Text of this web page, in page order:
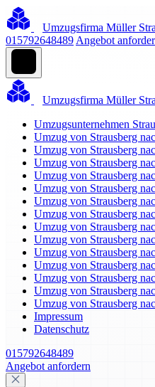
Umzugsfirma Müller
015792648489 Angebot
Umzugsfirma Müller
Umzugsunternehmen
Umzug von Strausberg
Umzug von Strausberg
Umzug von Strausberg
Umzug von Strausberg
Umzug von Strausberg
Umzug von Strausberg
Umzug von Strausberg
Umzug von Strausberg
Umzug von Strausberg
Umzug von Strausberg
Umzug von Strausberg
Umzug von Strausberg
Umzug von Strausberg
Umzug von Strausberg
Impressum
Datenschutz
015792648489
Angebot anfordern